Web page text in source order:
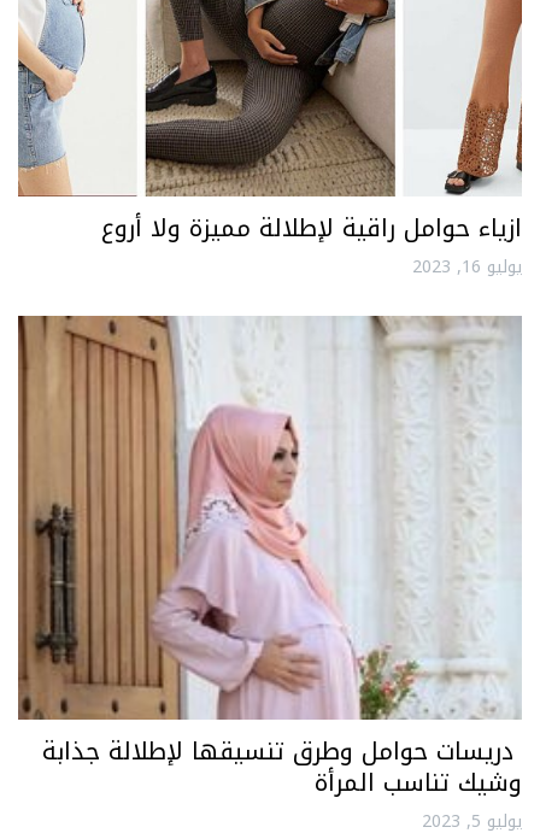
ازياء حوامل راقية لإطلالة مميزة ولا أروع
يوليو 16, 2023
دريسات حوامل وطرق تنسيقها لإطلالة جذابة
وشيك تناسب المرأة
يوليو 5, 2023